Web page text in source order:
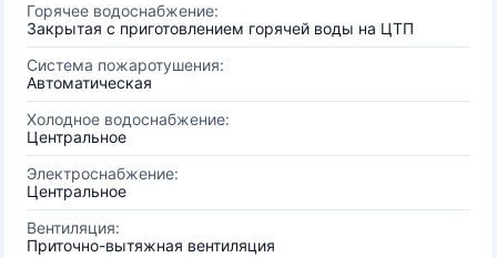
Горячее водоснабжение:
Закрытая с приготовлением горячей воды на ЦТП
Система пожаротушения:
Автоматическая
Холодное водоснабжение:
Центральное
Электроснабжение:
Центральное
Вентиляция:
Приточно-вытяжная вентиляция